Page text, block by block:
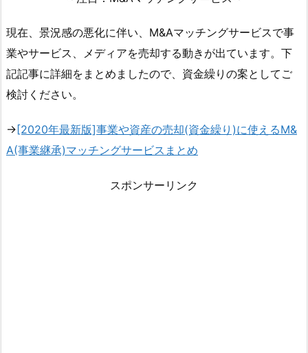
現在、景況感の悪化に伴い、M&Aマッチングサービスで事
業やサービス、メディアを売却する動きが出ています。下
記記事に詳細をまとめましたので、資金繰りの案としてご
検討ください。
→ [2020年最新版]事業や資産の売却(資金繰り)に使えるM&
A(事業継承)マッチングサービスまとめ
スポンサーリンク